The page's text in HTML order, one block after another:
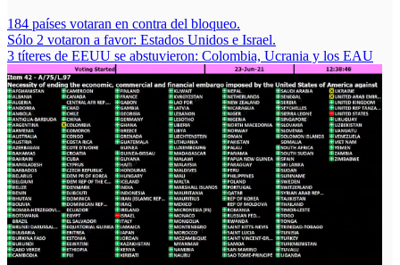
184 países votaran en contra del bloqueo.
Sólo 2 votaron a favor: Estados Unidos e Israel.
3 títeres de EEUU se abstuvieron: Colombia, Ucrania y los EAU